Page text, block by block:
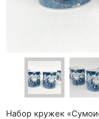
Набор кружек